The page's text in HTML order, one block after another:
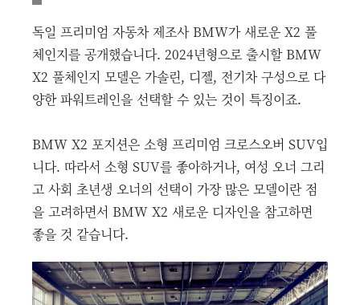
독일 프리미엄 자동차 제조사 BMW가 새로운 X2 풀
체인지를 공개했습니다. 2024년형으로 출시할 BMW
X2 풀체인지 모델은 가솔린, 디젤, 전기차 구성으로 다
양한 파워트레인을 선택할 수 있는 것이 특징이죠.
BMW X2 포지션은 소형 프리미엄 크로스오버 SUV입
니다. 따라서 소형 SUV를 좋아하거나, 여성 오너 그리
고 사회 초년생 오너의 선택이 가장 많은 모델이란 점
을 고려하면서 BMW X2 새로운 디자인을 참고하면
좋을 것 같습니다.